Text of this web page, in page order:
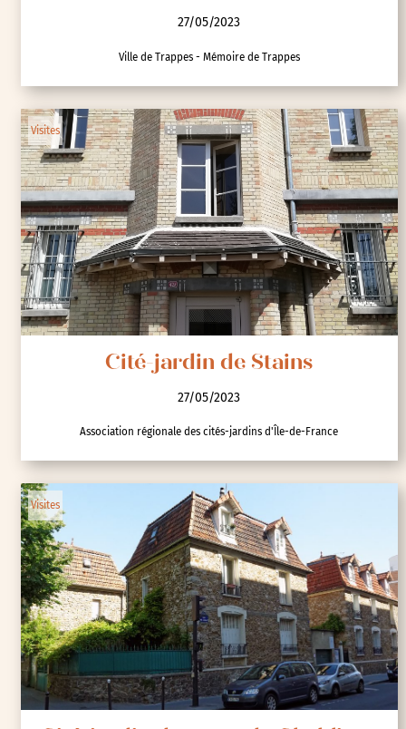
27/05/2023
Ville de Trappes - Mémoire de Trappes
Visites
Cité-jardin de Stains
27/05/2023
Association régionale des cités-jardins d'Île-de-France
Visites